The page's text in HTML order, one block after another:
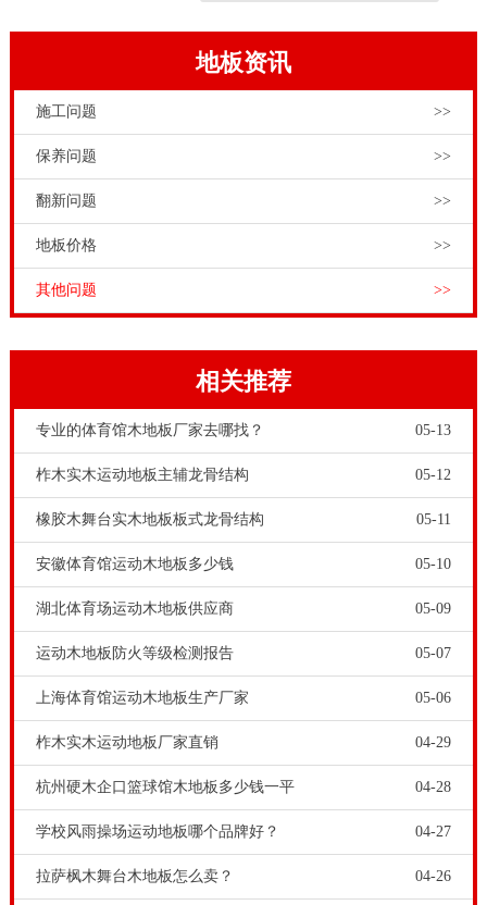
地板资讯
施工问题 >>
保养问题 >>
翻新问题 >>
地板价格 >>
其他问题 >>
相关推荐
专业的体育馆木地板厂家去哪找？ 05-13
柞木实木运动地板主辅龙骨结构 05-12
橡胶木舞台实木地板板式龙骨结构 05-11
安徽体育馆运动木地板多少钱 05-10
湖北体育场运动木地板供应商 05-09
运动木地板防火等级检测报告 05-07
上海体育馆运动木地板生产厂家 05-06
柞木实木运动地板厂家直销 04-29
杭州硬木企口篮球馆木地板多少钱一平 04-28
学校风雨操场运动地板哪个品牌好？ 04-27
拉萨枫木舞台木地板怎么卖？ 04-26